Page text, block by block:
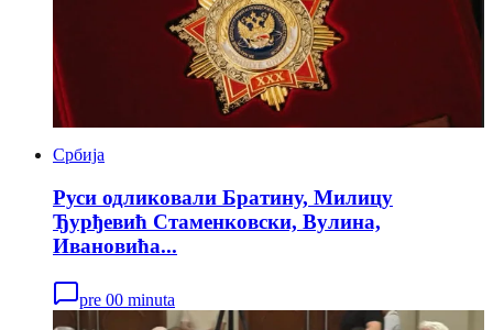
Србија
Руси одликовали Братину, Милицу
Ђурђевић Стаменковски, Вулина,
Ивановића...
pre 00 minuta